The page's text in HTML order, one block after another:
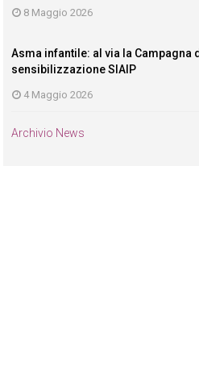
8 Maggio 2026
Asma infantile: al via la Campagna
sensibilizzazione SIAIP
4 Maggio 2026
Archivio News